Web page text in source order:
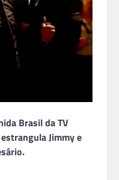
Brasil da TV
Jimmy e